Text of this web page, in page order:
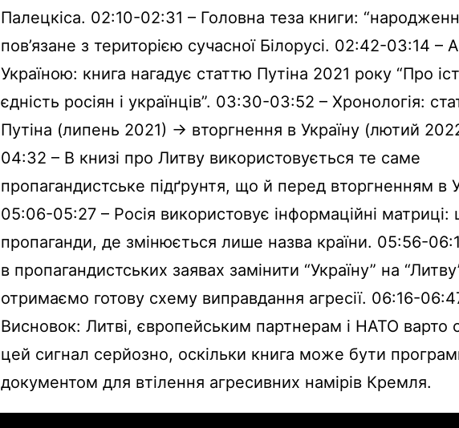
Палецкіса. 02:10-02:31 – Головна теза книги:
пов’язане з територією сучасної Білорусі. 02:42-03:14 –
Україною: книга нагадує статтю Путіна 2021 року “Про
єдність росіян і українців”. 03:30-03:52 – Хронологія:
Путіна (липень 2021) → вторгнення в Україну (лютий
04:32 – В книзі про Литву використовується те саме
пропагандистське підґрунтя, що й перед вторгненням в
05:06-05:27 – Росія використовує інформаційні
пропаганди, де змінюється лише назва країни. 05:56-
в пропагандистських заявах замінити “Україну” на
отримаємо готову схему виправдання агресії. 06:16-
Висновок: Литві, європейським партнерам і НАТО варто
цей сигнал серйозно, оскільки книга може бути
документом для втілення агресивних намірів Кремля.